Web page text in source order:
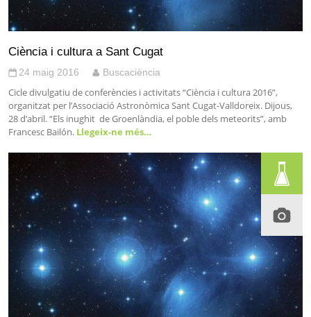
Ciència i cultura a Sant Cugat
24 maig 2016 Buscaciència
Cicle divulgatiu de conferències i activitats “Ciència i cultura 2016”,
organitzat per l’Associació Astronòmica Sant Cugat-Valldoreix. Dijous,
28 d’abril. “Els inughit de Groenlàndia, el poble dels meteorits”, amb
Francesc Bailón. Llegeix-ne més…